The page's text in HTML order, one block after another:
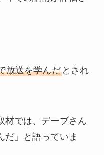
放送を学んだとされ
材では、デーブさん
だ」と語っていま